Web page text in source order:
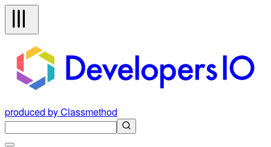
produced by Classmethod